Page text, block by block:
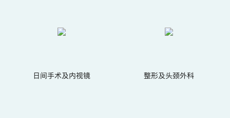
日间手术及内视镜 整形及头颈外科